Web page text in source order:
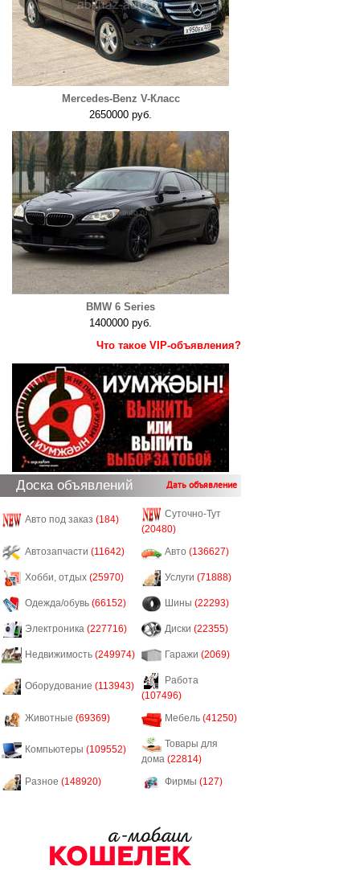
Mercedes-Benz V-Класс
2650000 руб.
BMW 6 Series
1400000 руб.
Что такое VIP-объявления?
Доска объявлений Дать объявление
Авто под заказ (184)
Суточно-Тут
(20480)
Автозапчасти (11642) Авто (136627)
Хобби, отдых (25970) Услуги (71888)
Одежда/обувь (66152) Шины (22293)
Электроника (227716) Диски (22355)
Недвижимость (249974) Гаражи (2069)
Оборудование (113943)
Работа
(107496)
Животные (69369) Мебель (41250)
Компьютеры (109552)
Товары для
дома (22814)
Разное (148920) Фирмы (127)